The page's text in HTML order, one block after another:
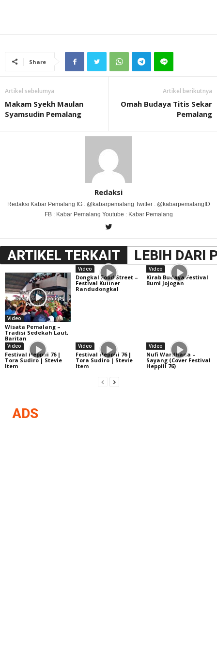
Share
Artikel sebelumya
Makam Syekh Maulan
Syamsudin Pemalang
Artikel berikutnya
Omah Budaya Titis Sekar
Pemalang
Redaksi
Redaksi Kabar Pemalang IG : @kabarpemalang Twitter : @kabarpemalangID
FB : Kabar Pemalang Youtube : Kabar Pemalang
ARTIKEL TERKAIT LEBIH DARI
Video
Wisata Pemalang –
Tradisi Sedekah Laut,
Baritan
Video
Dongkal Food Street –
Festival Kuliner
Randudongkal
Video
Kirab Budaya Festival
Bumi Jojogan
Video
Festival Heppiii 76 |
Tora Sudiro | Stevie
Item
Video
Festival Heppiii 76 |
Tora Sudiro | Stevie
Item
Video
Nufi Wardhana –
Sayang (Cover Festival
Heppiii 76)
ADS